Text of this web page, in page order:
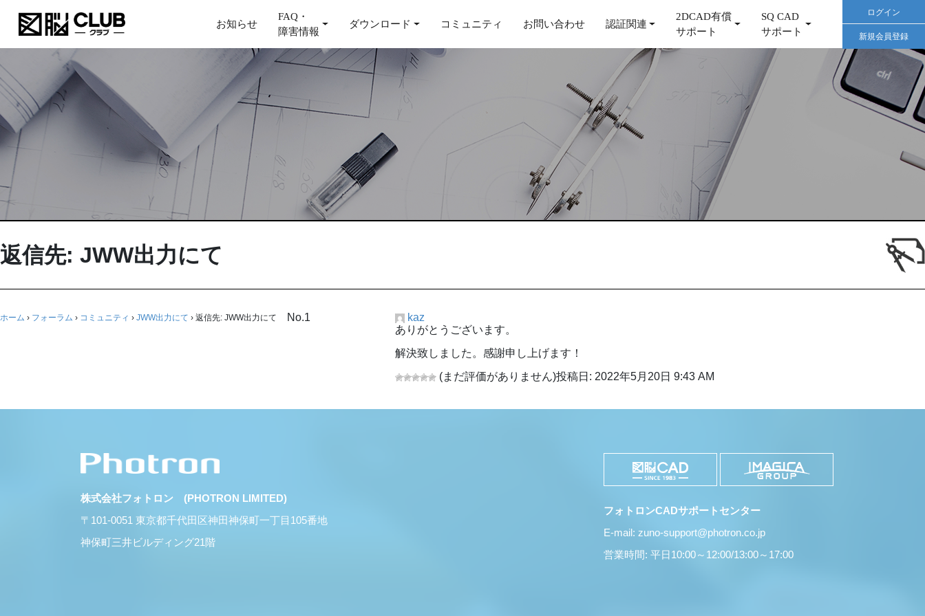
お知らせ
FAQ・
障害情報
ダウンロード コミュニティ お問い合わせ 認証関連
2DCAD有償
サポート
SQ CAD
サポート
ログイン
新規会員登録
返信先: JWW出力にて
ホーム › フォーラム › コミュニティ › JWW出力にて › 返信先: JWW出力にて No.1
kaz
ありがとうございます。
解決致しました。感謝申し上げます！
(まだ評価がありません)投稿日: 2022年5月20日 9:43 AM
株式会社フォトロン (PHOTRON LIMITED)
〒101-0051 東京都千代田区神田神保町一丁目105番地
神保町三井ビルディング21階
フォトロンCADサポートセンター
E-mail: zuno-support@photron.co.jp
営業時間: 平日10:00～12:00/13:00～17:00